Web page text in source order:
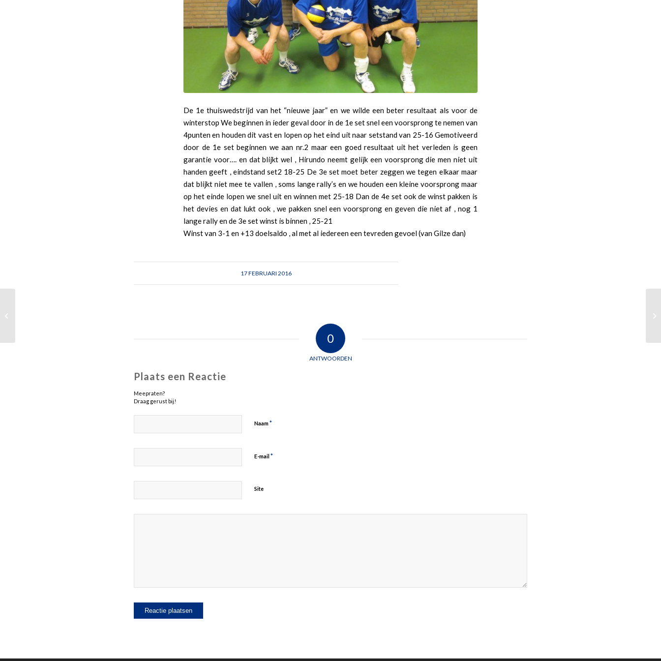
De 1e thuiswedstrijd van het “nieuwe jaar” en we wilde een beter resultaat als voor de
winterstop We beginnen in ieder geval door in de 1e set snel een voorsprong te nemen van
4punten en houden dit vast en lopen op het eind uit naar setstand van 25-16 Gemotiveerd
door de 1e set beginnen we aan nr.2 maar een goed resultaat uit het verleden is geen
garantie voor…. en dat blijkt wel , Hirundo neemt gelijk een voorsprong die men niet uit
handen geeft , eindstand set2 18-25 De 3e set moet beter zeggen we tegen elkaar maar
dat blijkt niet mee te vallen , soms lange rally’s en we houden een kleine voorsprong maar
op het einde lopen we snel uit en winnen met 25-18 Dan de 4e set ook de winst pakken is
het devies en dat lukt ook , we pakken snel een voorsprong en geven die niet af , nog 1
lange rally en de 3e set winst is binnen , 25-21
Winst van 3-1 en +13 doelsaldo , al met al iedereen een tevreden gevoel (van Gilze dan)
17 FEBRUARI 2016
0
ANTWOORDEN
Plaats een Reactie
Meepraten?
Draag gerust bij!
Naam*
E-mail*
Site